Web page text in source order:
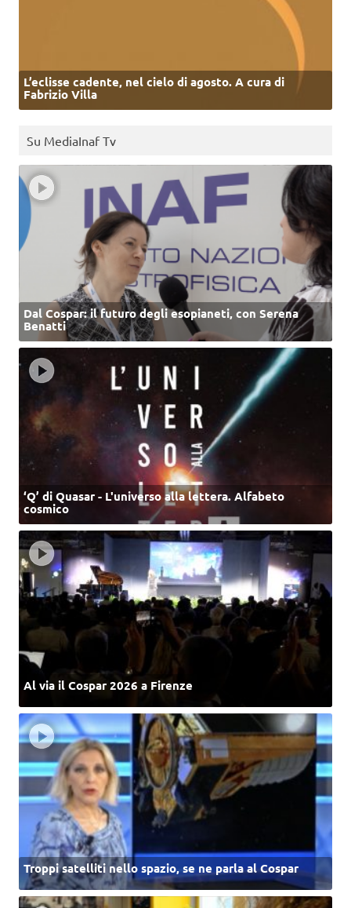
L’eclisse cadente, nel cielo di agosto. A cura di
Fabrizio Villa
Su MediaInaf Tv
Dal Cospar: il futuro degli esopianeti, con Serena
Benatti
‘Q’ di Quasar - L'universo alla lettera. Alfabeto
cosmico
Al via il Cospar 2026 a Firenze
Troppi satelliti nello spazio, se ne parla al Cospar